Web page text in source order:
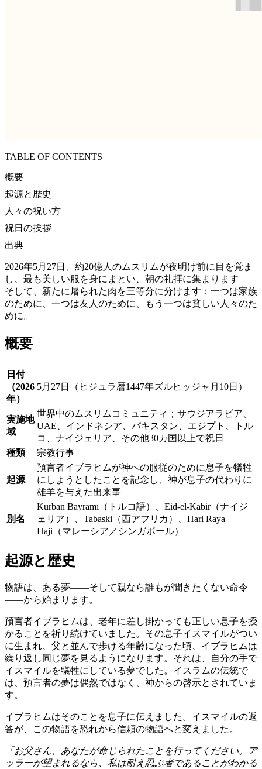
TABLE OF CONTENTS
概要
起源と歴史
人々の祝い方
祝日の挨拶
出典
2026年5月27日、約20億人のムスリムが夜明け前に目を覚ま
し、最も美しい服を身にまとい、朝の礼拝に集まります――
そして、新たに屠られた肉を三等分に分けます：一つは家族
のために、一つは友人のために、もう一つは貧しい人々のた
めに。
概要
日付
（2026
年）
5月27日（ヒジュラ暦1447年ズルヒッジャ月10日）
実施地
域
世界中のムスリムコミュニティ；サウジアラビア、
UAE、インドネシア、パキスタン、エジプト、トル
コ、ナイジェリア、その他30カ国以上で祝日
種類
宗教行事
起源
預言者イブラヒムが神への服従のために息子を犠牲
にしようとしたことを記念し、神が息子の代わりに
雄羊を与えた出来事
別名
Kurban Bayramı（トルコ語）、Eid-el-Kabir（ナイジ
ェリア）、Tabaski（西アフリカ）、Hari Raya
Haji（マレーシア／シンガポール）
起源と歴史
物語は、ある夢――そして親なら誰もが聞きたくない命令
――から始まります。
預言者イブラヒムは、老年に差し掛かっても正しい息子を授
かることを祈り続けていました。その息子イスマイルがつい
に生まれ、父と並んで歩ける年齢になった頃、イブラヒムは
繰り返し同じ夢を見るようになります。それは、自分の手で
イスマイルを犠牲にしている夢でした。イスラムの伝統で
は、預言者の夢は偶然ではなく、神からの啓示とされていま
す。
イブラヒムはそのことを息子に伝えました。イスマイルの返
答が、この物語を恐れから信頼の物語へと変えました。
「お父さん、あなたが命じられたことを行ってください。ア
ッラーが望まれるなら、私は耐え忍ぶ者であることがわかる